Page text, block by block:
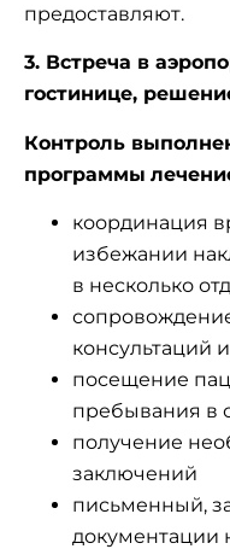
предоставляют.
3. Встреча в
гостинице,
Контроль
программы
координация
избежании
в несколько
консультаций
посещение
пребывания в
получение
заключений
письменный,
документации